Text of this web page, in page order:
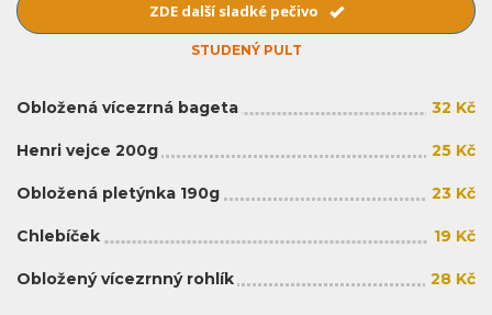
ZDE další sladké pečivo
STUDENÝ PULT
Obložená vícezrná bageta 32 Kč
Henri vejce 200g 25 Kč
Obložená pletýnka 190g 23 Kč
Chlebíček 19 Kč
Obložený vícezrnný rohlík 28 Kč